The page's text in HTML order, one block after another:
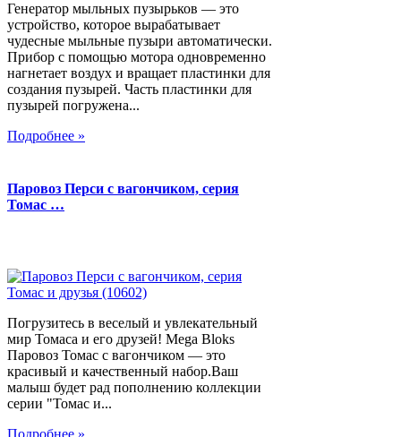
Генератор мыльных пузырьков — это
устройство, которое вырабатывает
чудесные мыльные пузыри автоматически.
Прибор с помощью мотора одновременно
нагнетает воздух и вращает пластинки для
создания пузырей. Часть пластинки для
пузырей погружена...
Подробнее »
Паровоз Перси с вагончиком, серия
Томас …
Погрузитесь в веселый и увлекательный
мир Томаса и его друзей! Mega Bloks
Паровоз Томас с вагончиком — это
красивый и качественный набор.Ваш
малыш будет рад пополнению коллекции
серии "Томас и...
Подробнее »